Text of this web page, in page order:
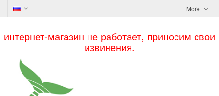
More
интернет-магазин не работает, приносим свои
извинения.